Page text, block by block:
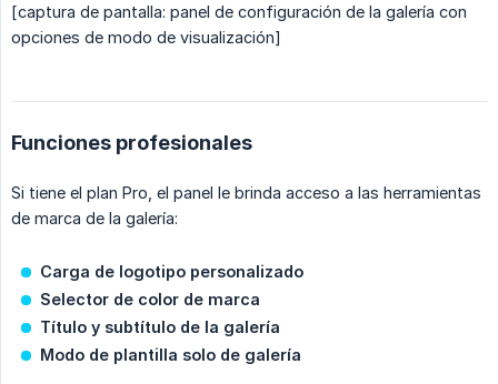
[captura de pantalla: panel de configuración de la galería con
opciones de modo de visualización]
Funciones profesionales
Si tiene el plan Pro, el panel le brinda acceso a las herramientas
de marca de la galería:
Carga de logotipo personalizado
Selector de color de marca
Título y subtítulo de la galería
Modo de plantilla solo de galería